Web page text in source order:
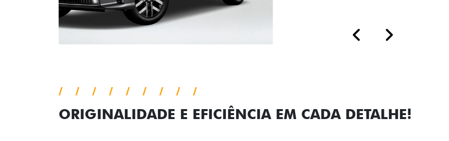
PreviousNext
ORIGINALIDADE E EFICIÊNCIA EM CADA DETALHE!